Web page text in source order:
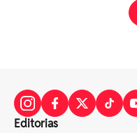
Editorias